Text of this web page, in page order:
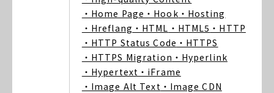
・Home Page ・Hook ・Hosting
・Hreflang ・HTML ・HTML5 ・HTTP
・HTTP Status Code ・HTTPS
・HTTPS Migration ・Hyperlink
・Hypertext ・iFrame
・Image Alt Text ・Image CDN